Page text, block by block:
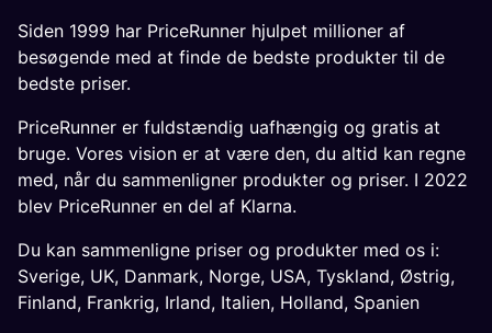
Siden 1999 har PriceRunner hjulpet millioner af
besøgende med at finde de bedste produkter til de
bedste priser.
PriceRunner er fuldstændig uafhængig og gratis at
bruge. Vores vision er at være den, du altid kan regne
med, når du sammenligner produkter og priser. I 2022
blev PriceRunner en del af Klarna.
Du kan sammenligne priser og produkter med os i:
Sverige, UK, Danmark, Norge, USA, Tyskland, Østrig,
Finland, Frankrig, Irland, Italien, Holland, Spanien